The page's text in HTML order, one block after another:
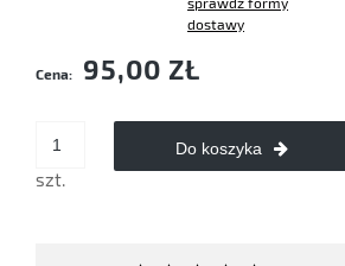
Cena nie zawiera ewentualnych
dostawy
Cena: 95,00 ZŁ
szt.
Do koszyka